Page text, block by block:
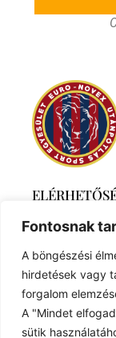
Fontosnak
A böngészési
hirdetések vagy
forgalom
A "Mindet
sütik
Ábrahámtelek
+36 30 6259746